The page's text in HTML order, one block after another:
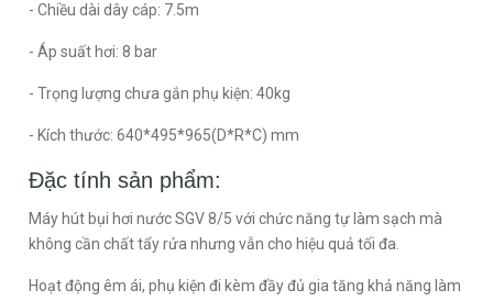
- Chiều dài dây cáp: 7.5m
- Áp suất hơi: 8 bar
- Trọng lượng chưa gắn phụ kiện: 40kg
- Kích thước: 640*495*965(D*R*C) mm
Đặc tính sản phẩm:
Máy hút bụi hơi nước SGV 8/5 với chức năng tự làm sạch mà
không cần chất tẩy rửa nhưng vẫn cho hiệu quả tối đa.
Hoạt động êm ái, phụ kiện đi kèm đầy đủ gia tăng khả năng làm